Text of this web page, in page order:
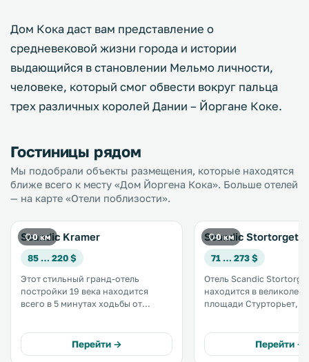
Дом Кока даст вам представление о
средневековой жизни города и истории
выдающийся в становлении Мельмо личности,
человеке, который смог обвести вокруг пальца
трех различных королей Дании – Йоргане Коке.
Гостиницы рядом
Мы подобрали объекты размещения, которые находятся
ближе всего к месту «Дом Йоргена Кока». Больше отелей
— на карте «Отели поблизости».
0 км
Scandic Kramer
85 … 220 $
Этот стильный гранд-отель
постройки 19 века находится
всего в 5 минутах ходьбы от
бесплатный Wi-Fi, ресторан, бар, а
также бесплатная сауна и
Перейти →
0 км
Scandic Stortorget
71 … 273 $
Отель Scandic
находится в
площади Стурторьет, в
завтрак «шведский
Перейти →